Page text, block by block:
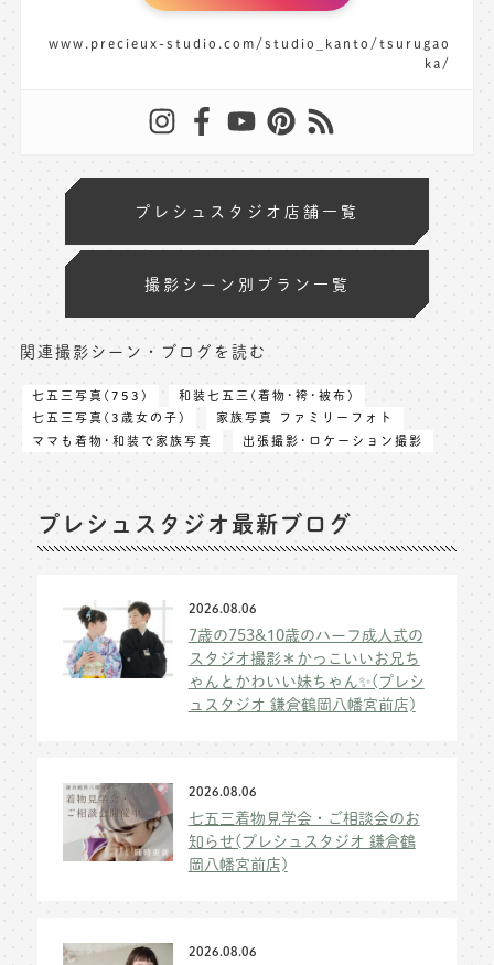
www.precieux-studio.com/studio_kanto/tsurugao
ka/
プレシュスタジオ店舗一覧
撮影シーン別プラン一覧
関連撮影シーン・ブログを読む
七五三写真(753)
和装七五三(着物･袴･被布)
七五三写真(3歳女の子)
家族写真 ファミリーフォト
ママも着物･和装で家族写真
出張撮影･ロケーション撮影
プレシュスタジオ最新ブログ
2026.08.06
7歳の753&10歳のハーフ成人式の
スタジオ撮影＊かっこいいお兄ち
ゃんとかわいい妹ちゃん✨(プレシ
ュスタジオ 鎌倉鶴岡八幡宮前店)
2026.08.06
七五三着物見学会・ご相談会のお
知らせ(プレシュスタジオ 鎌倉鶴
岡八幡宮前店)
2026.08.06